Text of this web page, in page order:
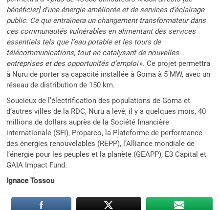
bénéficier] d’une énergie améliorée et de services d’éclairage
public. Ce qui entraînera un changement transformateur dans
ces communautés vulnérables en alimentant des services
essentiels tels que l’eau potable et les tours de
télécommunications, tout en catalysant de nouvelles
entreprises et des opportunités d’emploi». Ce projet permettra
à Nuru de porter sa capacité installée à Goma à 5 MW, avec un
réseau de distribution de 150 km.
Soucieux de l’électrification des populations de Goma et
d’autres villes de la RDC, Nuru a levé, il y a quelques mois, 40
millions de dollars auprès de la Société financière
internationale (SFI), Proparco, la Plateforme de performance
des énergies renouvelables (REPP), l’Alliance mondiale de
l’énergie pour les peuples et la planète (GEAPP), E3 Capital et
GAIA Impact Fund.
Ignace Tossou